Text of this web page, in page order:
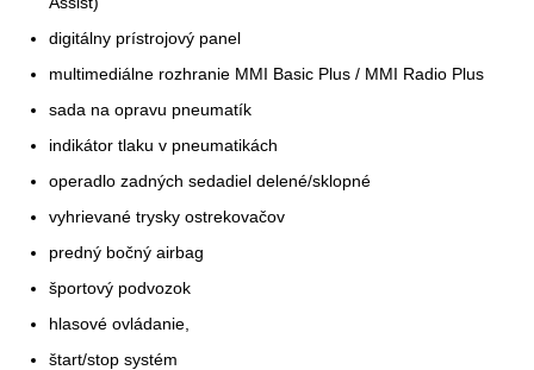
digitálny prístrojový panel
multimediálne rozhranie MMI Basic Plus / MMI Radio Plus
sada na opravu pneumatík
indikátor tlaku v pneumatikách
operadlo zadných sedadiel delené/sklopné
vyhrievané trysky ostrekovačov
predný bočný airbag
športový podvozok
hlasové ovládanie,
štart/stop systém